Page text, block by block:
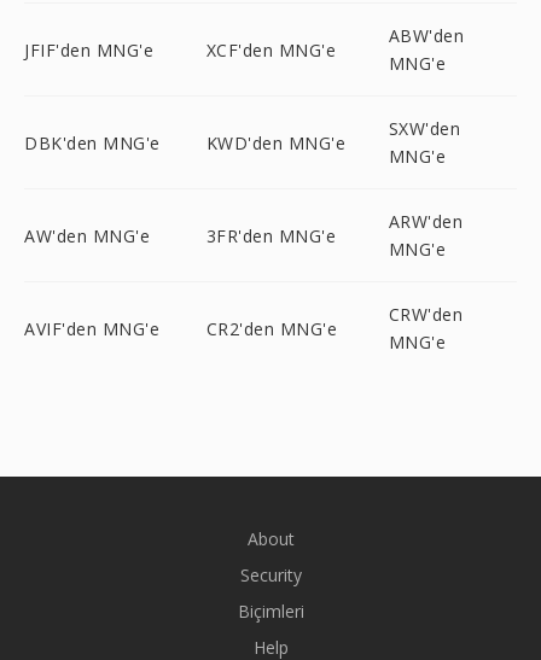
JFIF'den MNG'e XCF'den MNG'e
ABW'den
MNG'e
DBK'den MNG'e KWD'den MNG'e
SXW'den
MNG'e
AW'den MNG'e 3FR'den MNG'e
ARW'den
MNG'e
AVIF'den MNG'e CR2'den MNG'e
CRW'den
MNG'e
About
Security
Biçimleri
Help